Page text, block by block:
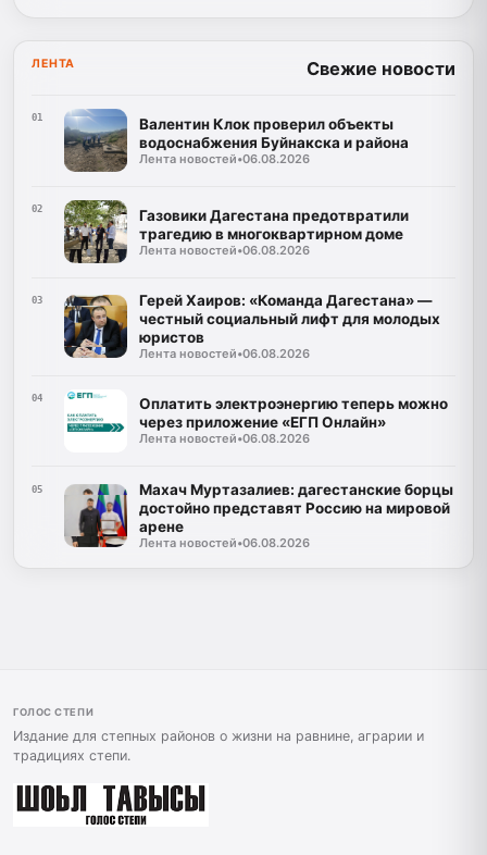
ЛЕНТА Свежие новости
01
Валентин Клок проверил объекты
водоснабжения Буйнакска и района
Лента новостей•06.08.2026
02
Газовики Дагестана предотвратили
трагедию в многоквартирном доме
Лента новостей•06.08.2026
03
Герей Хаиров: «Команда Дагестана» —
честный социальный лифт для молодых
юристов
Лента новостей•06.08.2026
04
Оплатить электроэнергию теперь можно
через приложение «ЕГП Онлайн»
Лента новостей•06.08.2026
05
Махач Муртазалиев: дагестанские борцы
достойно представят Россию на мировой
арене
Лента новостей•06.08.2026
ГОЛОС СТЕПИ
Издание для степных районов о жизни на равнине, аграрии и
традициях степи.